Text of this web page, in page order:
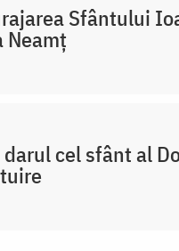
Sfântului
Neamț
darul cel sfânt al